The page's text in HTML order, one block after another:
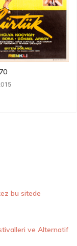
bu sitede
ve Alternatif